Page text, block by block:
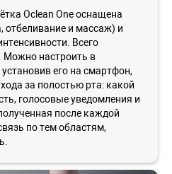
Oclean One оснащена
и массаж) и
Всего
Можно настроить в
его на смартфон,
за полостью рта: какой
голосовые уведомления и
после каждой
по тем областям,